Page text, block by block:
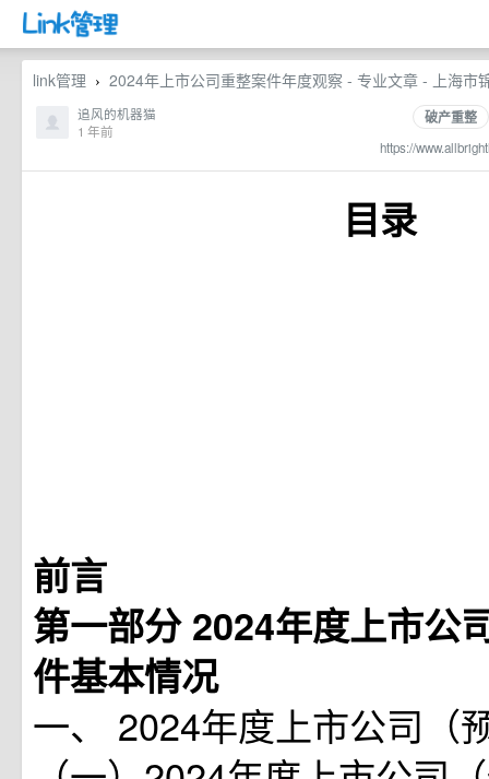
link管理 › 2024年上市公司重整案件年度观察 - 专业文章 - 上海市
破产重整
https://
追风的机器猫
1 年前
目录
前言
第一部分 2024年度上市公
件基本情况
一、 2024年度上市公司（